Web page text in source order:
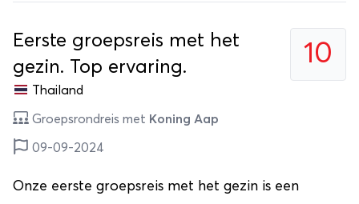
10
Eerste groepsreis met het
gezin. Top ervaring.
Thailand
Groepsrondreis met Koning Aap
09-09-2024
Onze eerste groepsreis met het gezin is een